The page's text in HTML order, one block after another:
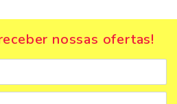
nossas ofertas!